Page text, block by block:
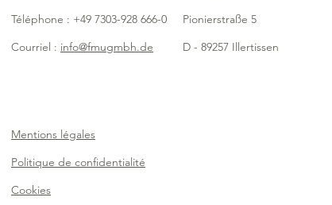
Téléphone : +49 7303-928 666-0
Courriel : info@fmugmbh.de
Pionierstraße 5
D - 89257 Illertissen
Mentions légales
Politique de confidentialité
Cookies